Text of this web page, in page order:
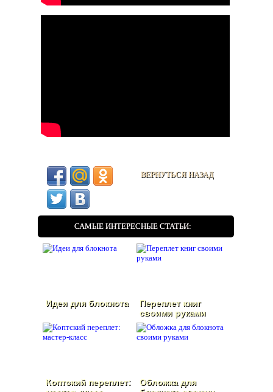
ВЕРНУТЬСЯ НАЗАД
САМЫЕ ИНТЕРЕСНЫЕ СТАТЬИ:
Идеи для блокнота
Переплет книг
своими руками
Коптский переплет:
Обложка для